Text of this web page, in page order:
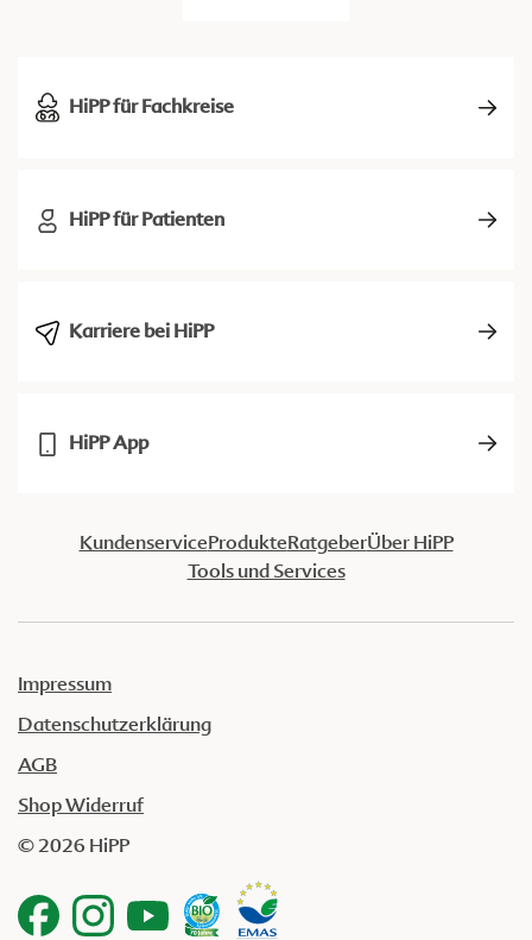
HiPP für Fachkreise
HiPP für Patienten
Karriere bei HiPP
HiPP App
KundenserviceProdukteRatgeberÜber HiPP
Tools und Services
Impressum
Datenschutzerklärung
AGB
Shop Widerruf
© 2026 HiPP